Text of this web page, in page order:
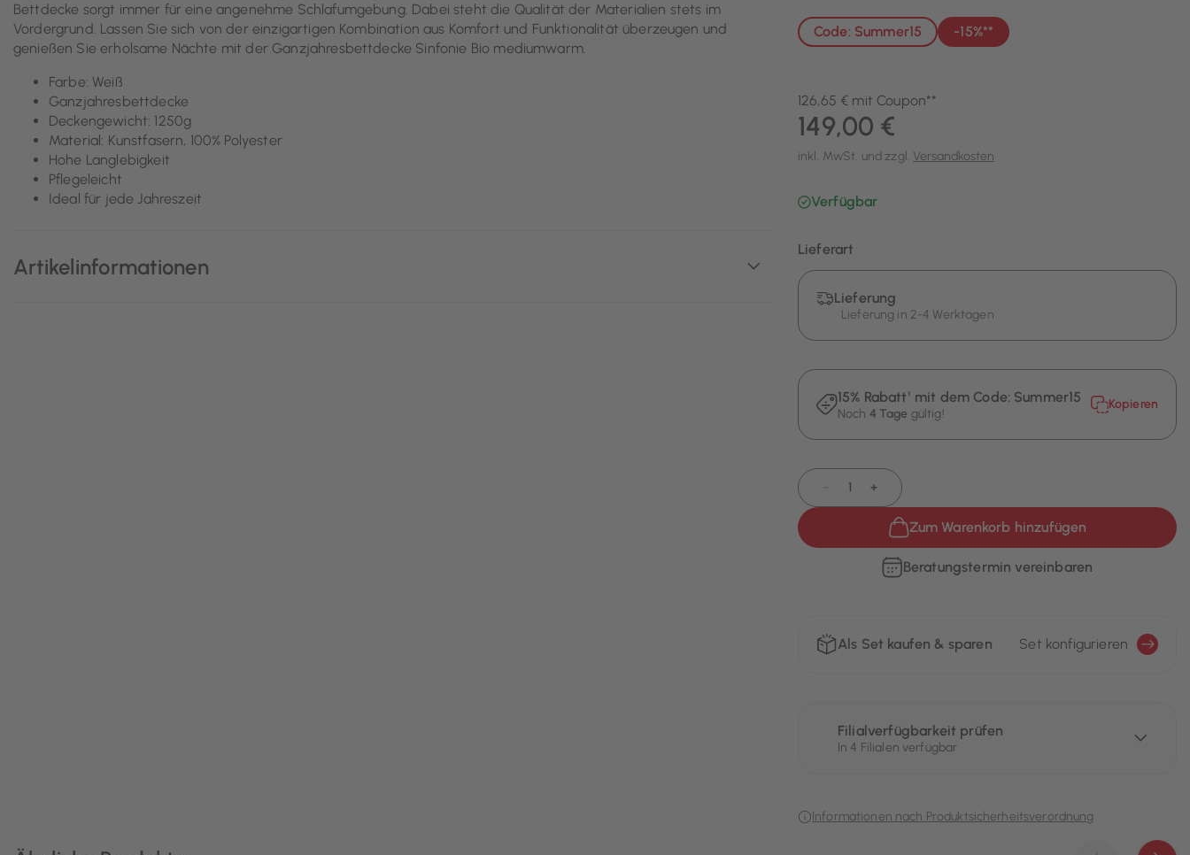
Bettdecke sorgt immer für eine angenehme Schlafumgebung. Dabei steht die Qualität der Materialien stets im
Vordergrund. Lassen Sie sich von der einzigartigen Kombination aus Komfort und Funktionalität überzeugen und
genießen Sie erholsame Nächte mit der Ganzjahresbettdecke Sinfonie Bio mediumwarm.
Farbe: Weiß
Ganzjahresbettdecke
Deckengewicht: 1250g
Material: Kunstfasern, 100% Polyester
Hohe Langlebigkeit
Pflegeleicht
Ideal für jede Jahreszeit
Artikelinformationen
Code: Summer15 -15%**
126,65 € mit Coupon**
149,00 €
inkl. MwSt. und zzgl. Versandkosten
Verfügbar
Lieferart
Lieferung
Lieferung in 2-4 Werktagen
15% Rabatt¹ mit dem Code: Summer15
Noch 4 Tage gültig!
Kopieren
+
Zum Warenkorb hinzufügen
Beratungstermin vereinbaren
Als Set kaufen & sparen Set konfigurieren
Filialverfügbarkeit prüfen
In 4 Filialen verfügbar
Informationen nach Produktsicherheitsverordnung